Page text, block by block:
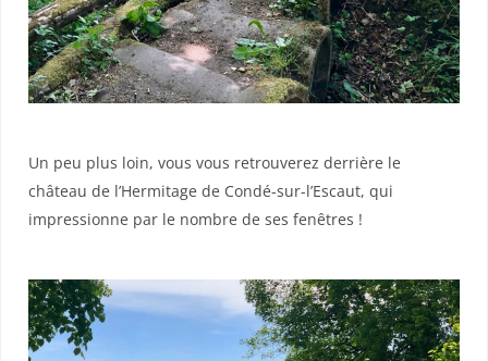
Un peu plus loin, vous vous retrouverez derrière le
château de l’Hermitage de Condé-sur-l’Escaut, qui
impressionne par le nombre de ses fenêtres !